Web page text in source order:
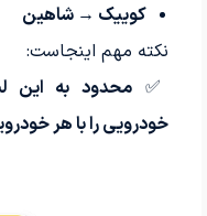
کوییک → شاهین
نکته مهم اینجاست:
✅محدود به این
خودرویی را با هر